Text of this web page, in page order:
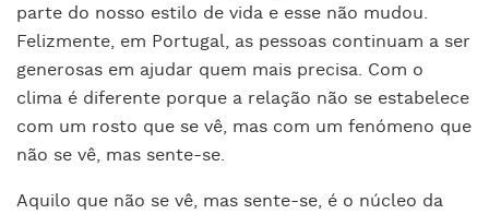
parte do nosso estilo de vida e esse não mudou.
Felizmente, em Portugal, as pessoas continuam a ser
generosas em ajudar quem mais precisa. Com o
clima é diferente porque a relação não se estabelece
com um rosto que se vê, mas com um fenómeno que
não se vê, mas sente-se.
Aquilo que não se vê, mas sente-se, é o núcleo da